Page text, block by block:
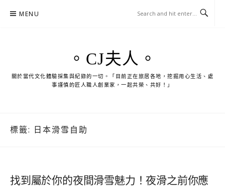
MENU
。CJ夫人。
關於當代文化體驗採集與紀錄的一切。「目前正在旅居各地，挖掘用心生活、處
事謹慎的匠人職人創業家，一起共榮、共好！」
標籤: 日本滑雪自助
找到屬於你的夜間滑雪魅力！夜滑之前你應